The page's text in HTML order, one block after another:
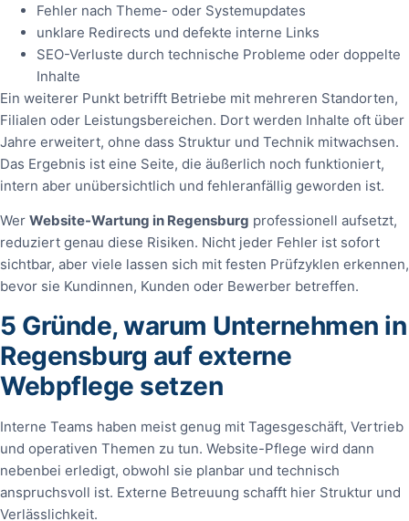
Fehler nach Theme- oder Systemupdates
unklare Redirects und defekte interne Links
SEO-Verluste durch technische Probleme oder doppelte
Inhalte
Ein weiterer Punkt betrifft Betriebe mit mehreren Standorten,
Filialen oder Leistungsbereichen. Dort werden Inhalte oft über
Jahre erweitert, ohne dass Struktur und Technik mitwachsen.
Das Ergebnis ist eine Seite, die äußerlich noch funktioniert,
intern aber unübersichtlich und fehleranfällig geworden ist.
Wer Website-Wartung in Regensburg professionell aufsetzt,
reduziert genau diese Risiken. Nicht jeder Fehler ist sofort
sichtbar, aber viele lassen sich mit festen Prüfzyklen erkennen,
bevor sie Kundinnen, Kunden oder Bewerber betreffen.
5 Gründe, warum Unternehmen in
Regensburg auf externe
Webpflege setzen
Interne Teams haben meist genug mit Tagesgeschäft, Vertrieb
und operativen Themen zu tun. Website-Pflege wird dann
nebenbei erledigt, obwohl sie planbar und technisch
anspruchsvoll ist. Externe Betreuung schafft hier Struktur und
Verlässlichkeit.